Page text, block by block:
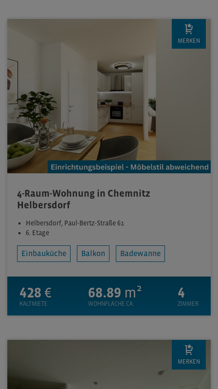
4-Raum-Wohnung in Chemnitz
Helbersdorf
Helbersdorf, Paul-Bertz-Straße 61
6. Etage
Einbauküche Balkon Badewanne
428 €
KALTMIETE
68.89 m²
WOHNFLÄCHE CA.
4
ZIMMER
MERKEN
MERKEN